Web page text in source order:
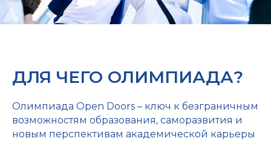
ДЛЯ ЧЕГО ОЛИМПИАДА?
Олимпиада Open Doors – ключ к безграничным
возможностям образования, саморазвития и
новым перспективам академической карьеры